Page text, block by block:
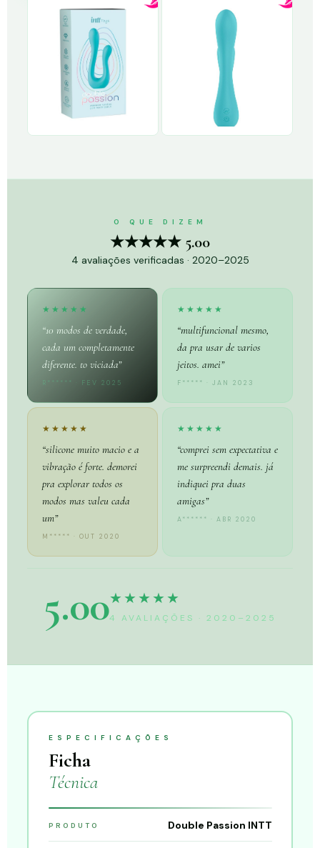
O QUE DIZEM
★★★★★ 5.00
4 avaliações verificadas · 2020–2025
★★★★★
“10 modos de verdade,
cada um completamente
diferente. to viciada”
R****** · FEV 2025
★★★★★
“multifuncional mesmo,
da pra usar de varios
jeitos. amei”
F***** · JAN 2023
★★★★★
“silicone muito macio e a
vibração é forte. demorei
pra explorar todos os
modos mas valeu cada
um”
M***** · OUT 2020
★★★★★
“comprei sem expectativa e
me surpreendi demais. já
indiquei pra duas
amigas”
A****** · ABR 2020
5.00★★★★★
4 AVALIAÇÕES · 2020–2025
ESPECIFICAÇÕES
Ficha
Técnica
PRODUTO Double Passion INTT